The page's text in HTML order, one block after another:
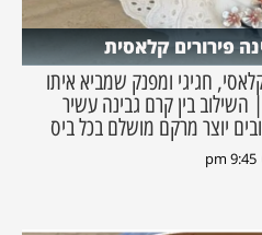
פירורים קלאסית
חגיגי ומפנק שמביא איתו
השילוב בין קרם גבינה עשיר
יוצר מרקם מושלם בכל ביס
9:45 pm